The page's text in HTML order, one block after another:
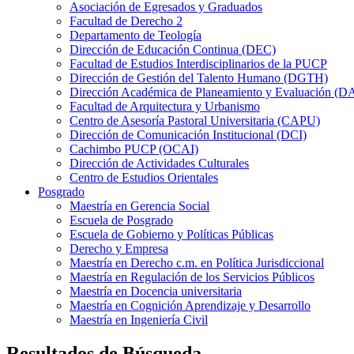
Asociación de Egresados y Graduados
Facultad de Derecho 2
Departamento de Teología
Dirección de Educación Continua (DEC)
Facultad de Estudios Interdisciplinarios de la PUCP
Dirección de Gestión del Talento Humano (DGTH)
Dirección Académica de Planeamiento y Evaluación
Facultad de Arquitectura y Urbanismo
Centro de Asesoría Pastoral Universitaria (CAPU)
Dirección de Comunicación Institucional (DCI)
Cachimbo PUCP (OCAI)
Dirección de Actividades Culturales
Centro de Estudios Orientales
Posgrado
Maestría en Gerencia Social
Escuela de Posgrado
Escuela de Gobierno y Políticas Públicas
Derecho y Empresa
Maestría en Derecho c.m. en Política Jurisdiccional
Maestría en Regulación de los Servicios Públicos
Maestría en Docencia universitaria
Maestría en Cognición Aprendizaje y Desarrollo
Maestría en Ingeniería Civil